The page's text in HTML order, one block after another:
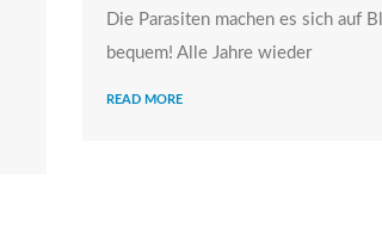
Die Parasiten machen es sich auf
bequem! Alle Jahre wieder
READ MORE